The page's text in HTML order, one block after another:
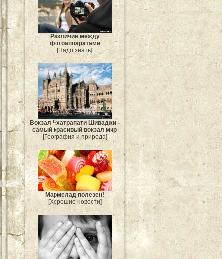
Различие между
фотоаппаратами
[Надо знать]
Вокзал Чхатрапати Шиваджи -
самый красивый вокзал мир
[География и природа]
Мармелад полезен!
[Хорошие новости]